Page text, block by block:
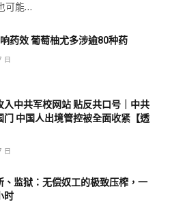
可能…
药效 葡萄柚尤多涉逾80种药
日
入中共军校网站 贴反共口号｜中共
门 中国人出境管控被全面收紧【透
日
、监狱：无偿奴工的极致压榨，一
时